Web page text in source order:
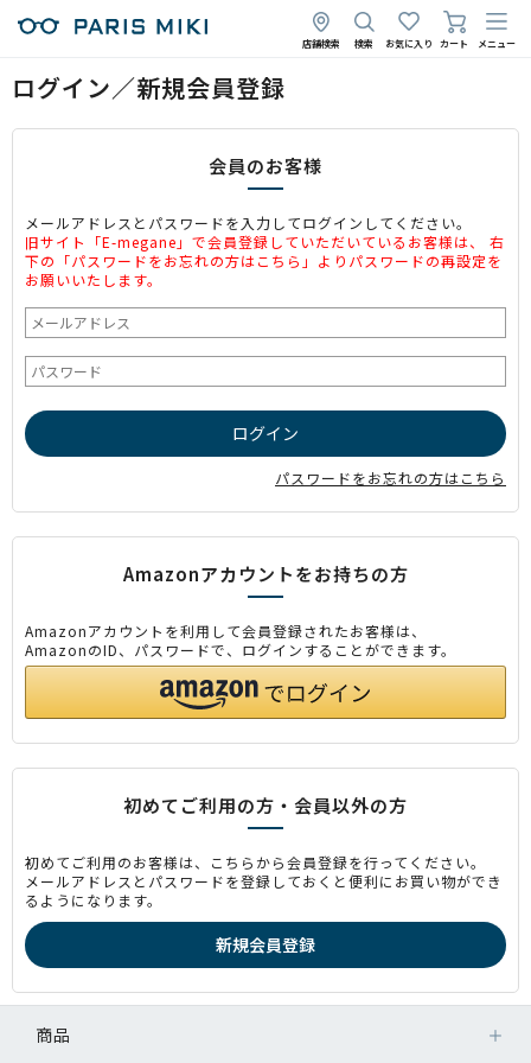
店舗検索 検索 お気に入り カート メニュー
ログイン／新規会員登録
会員のお客様
メールアドレスとパスワードを入力してログインしてください。
旧サイト「E-megane」で会員登録していただいているお客様は、 右
下の「パスワードをお忘れの方はこちら」よりパスワードの再設定を
お願いいたします。
パスワードをお忘れの方はこちら
Amazonアカウントをお持ちの方
Amazonアカウントを利用して会員登録されたお客様は、
AmazonのID、パスワードで、ログインすることができます。
初めてご利用の方・会員以外の方
初めてご利用のお客様は、こちらから会員登録を行ってください。
メールアドレスとパスワードを登録しておくと便利にお買い物ができ
るようになります。
商品